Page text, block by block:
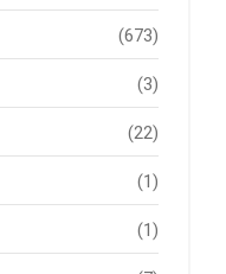
(673)
(3)
(22)
(1)
(1)